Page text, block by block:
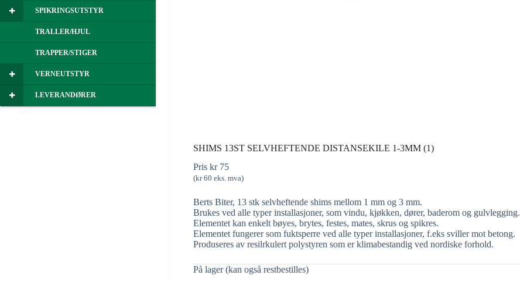
SHIMS 13ST SELVHEFTENDE DISTANSEKILE 1-3MM (1)
Pris kr75
(kr60 eks. mva)
Berts Biter, 13 stk selvheftende shims mellom 1 mm og 3 mm.
Brukes ved alle typer installasjoner, som vindu, kjøkken, dører, baderom og gulvlegging.
Elementet kan enkelt bøyes, brytes, festes, mates, skrus og spikres.
Elementet fungerer som fuktsperre ved alle typer installasjoner, f.eks sviller mot betong.
Produseres av resilrkulert polystyren som er klimabestandig ved nordiske forhold.
På lager (kan også restbestilles)
SPIKRINGSUTSTYR
TRALLER/HJUL
TRAPPER/STIGER
VERNEUTSTYR
LEVERANDØRER